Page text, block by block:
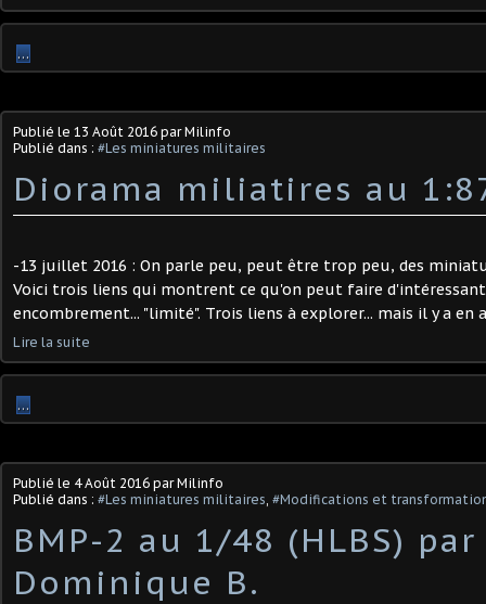
…
Publié le 13 Août 2016 par Milinfo
Publié dans : #Les miniatures militaires
Diorama miliatires au
-13 juillet 2016 : On parle peu, peut être trop peu, des
Voici trois liens qui montrent ce qu'on peut faire
encombrement... "limité". Trois liens à explorer... mais il y a en
Lire la suite
…
Publié le 4 Août 2016 par Milinfo
Publié dans : #Les miniatures militaires, #Modifications et
BMP-2 au 1/48 (HLBS) par
Dominique B.